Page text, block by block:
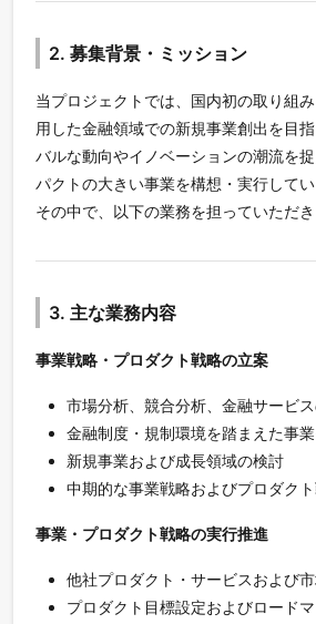
2. 募集背景・ミッション
当プロジェクトでは、国内初の取り組
用した金融領域での新規事業創出を目
バルな動向やイノベーションの潮流を
パクトの大きい事業を構想・実行してい
その中で、以下の業務を担っていただき
3. 主な業務内容
事業戦略・プロダクト戦略の立案
市場分析、競合分析、金融サービ
金融制度・規制環境を踏まえた事
新規事業および成長領域の検討
中期的な事業戦略およびプロダク
事業・プロダクト戦略の実行推進
他社プロダクト・サービスおよび
プロダクト目標設定およびロード